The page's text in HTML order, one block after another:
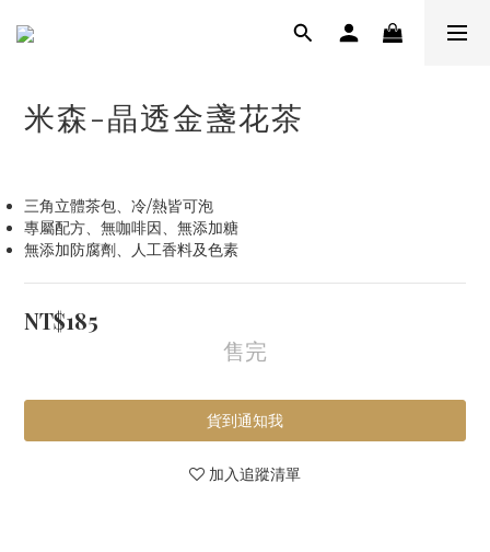
米森-晶透金盞花茶
三角立體茶包、冷/熱皆可泡
專屬配方、無咖啡因、無添加糖
無添加防腐劑、人工香料及色素
NT$185
售完
貨到通知我
加入追蹤清單